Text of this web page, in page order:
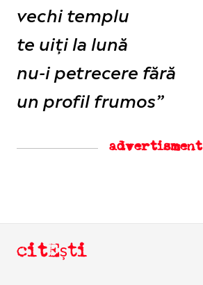
vechi templu
te uiți la lună
nu-i petrecere fără
un profil frumos”
advertisment
citEști